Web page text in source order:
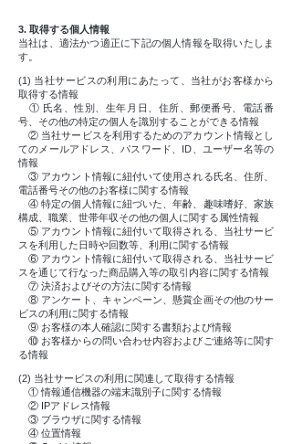
3. 取得する個人情報
当社は、適法かつ適正に下記の個人情報を取得いたしま
す。
(1) 当社サービスの利用にあたって、当社がお客様から
取得する情報
① 氏名、性別、生年月日、住所、郵便番号、電話番
号、その他の特定の個人を識別することができる情報
② 当社サービスを利用するためのアカウント情報とし
てのメールアドレス、パスワード、ID、ユーザー名等の
情報
③ アカウント情報に紐付いて使用される氏名、住所、
電話番号その他のお客様に関する情報
④ 特定の個人情報に紐づいた、年齢、趣味嗜好、家族
構成、職業、世帯年収その他の個人に関する属性情報
⑤ アカウント情報に紐付いて取得される、当社サービ
スを利用した日時や回数等、利用に関する情報
⑥ アカウント情報に紐付いて取得される、当社サービ
スを通じて行なった商品購入等の取引内容に関する情報
⑦ 決済およびその方法に関する情報
⑧ アンケート、キャンペーン、懸賞企画その他のサー
ビスの利用に関する情報
⑨ お客様の本人確認に関する書類および情報
⑩ お客様からの問い合わせ内容およびご連絡等に関す
る情報
(2) 当社サービスの利用に関連して取得する情報
① 情報通信機器の端末識別子に関する情報
② IPアドレス情報
③ ブラウザに関する情報
④ 位置情報